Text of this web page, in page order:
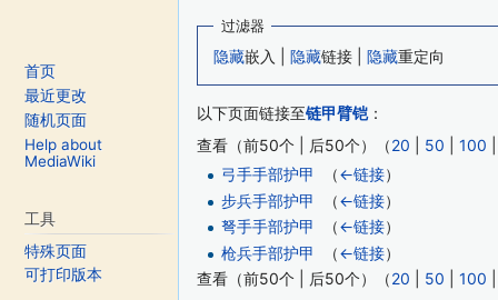
过滤器
隐藏嵌入 | 隐藏链接 | 隐藏重定向
以下页面链接至链甲臂铠：
查看（前50个 | 后50个）（20 50 100
弓手手部护甲
（←链接）
步兵手部护甲
（←链接）
弩手手部护甲
（←链接）
枪兵手部护甲
（←链接）
查看（前50个 | 后50个）（20 50 100
首页
最近更改
随机页面
Help about
MediaWiki
工具
特殊页面
可打印版本